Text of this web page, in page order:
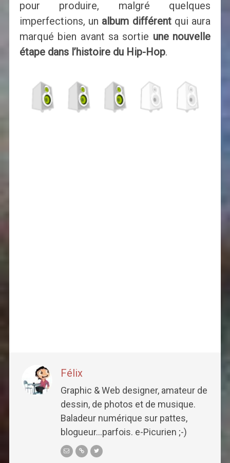
pour produire, malgré quelques
imperfections, un album différent qui aura
marqué bien avant sa sortie une nouvelle
étape dans l’histoire du Hip-Hop.
Félix
Graphic & Web designer, amateur de
dessin, de photos et de musique.
Baladeur numérique sur pattes,
blogueur...parfois. e-Picurien ;-)